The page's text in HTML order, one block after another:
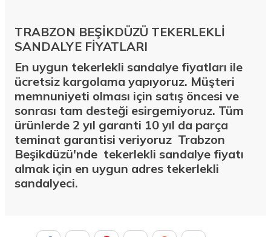
TRABZON BEŞİKDÜZÜ TEKERLEKLİ
SANDALYE FİYATLARI
En uygun tekerlekli sandalye fiyatları ile
ücretsiz kargolama yapıyoruz. Müşteri
memnuniyeti olması için satış öncesi ve
sonrası tam desteği esirgemiyoruz. Tüm
ürünlerde 2 yıl garanti 10 yıl da parça
teminat garantisi veriyoruz Trabzon
Beşikdüzü'nde tekerlekli sandalye fiyatı
almak için en uygun adres tekerlekli
sandalyeci.